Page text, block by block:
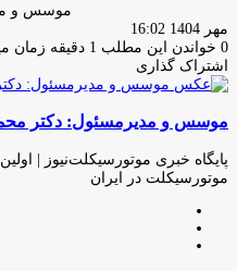
موسس و
مهر 1404 16:02
0 خواندن این مطلب 1 دقیقه زمان میبرد
اشتراک گذاری
فیس
توئیتر
لینکدین
واتس
تلگرام
اشتراک
از
ایمیل
چاپ
موسس و مدیرمسئول: دکتر
پایگاه خبری موتورسیکلت‌نیوز |
موتورسیکلت در ایران